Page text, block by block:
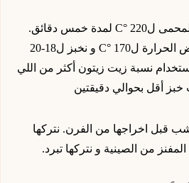
نضع الصينية بالفرن المحمى ل220 °C لمدة خمس دقائق.
بعد خمس دقائق نخفض الحرارة ل170 °C و نخبز ل18-20
نسبة زيت زيتون أكثر من اللي
أقل بحوالي دقيقتين
قبل اخراجها من الفرن. نتركها